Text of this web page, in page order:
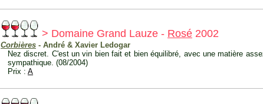
> Domaine Grand Lauze - Rosé 2002
Corbières - André & Xavier Ledogar
Nez discret. C'est un vin bien fait et bien équilibré, avec une matière
sympathique. (08/2004)
Prix : A